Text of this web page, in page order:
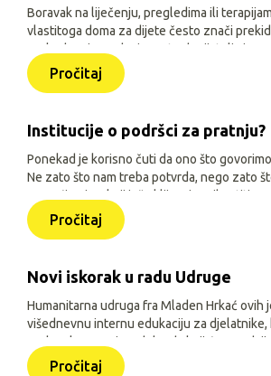
Boravak na liječenju, pregledima ili
vlastitoga doma za dijete često znači
svakodnevice, odvojenost od prijatelja i
igru, učenje i druženje. Zato je, uz siguran
osnovne životne uvjete, važno djeci
Pročitaj
Institucije o podršci za pratnju?
Ponekad je korisno čuti da ono što
Ne zato što nam treba potvrda, nego zato
pomoći onima koji još oklijevaju prihvatiti
Pročitaj
Novi iskorak u radu Udruge
Humanitarna udruga fra Mladen Hrkać ovih
višednevnu internu edukaciju za djelatnike,
prelazak na novi model rada koji će se
triju aplikacija: Pomozimo zajedno (javna),
Pročitaj